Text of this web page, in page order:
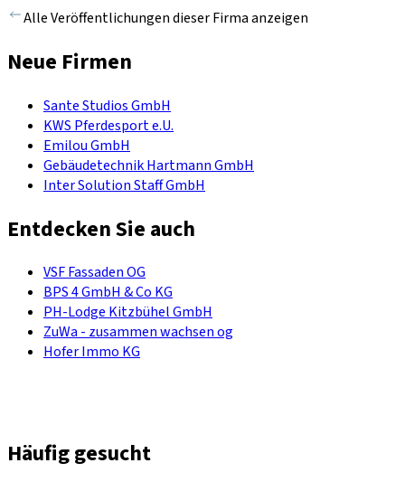
Alle Veröffentlichungen dieser Firma anzeigen
Neue Firmen
Sante Studios GmbH
KWS Pferdesport e.U.
Emilou GmbH
Gebäudetechnik Hartmann GmbH
Inter Solution Staff GmbH
Entdecken Sie auch
VSF Fassaden OG
BPS 4 GmbH & Co KG
PH-Lodge Kitzbühel GmbH
ZuWa - zusammen wachsen og
Hofer Immo KG
Häufig gesucht